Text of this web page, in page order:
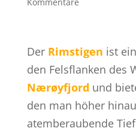
Der Rimstigen ist
den Felsflanken des
Nærøyfjord und
den man höher
atemberaubende